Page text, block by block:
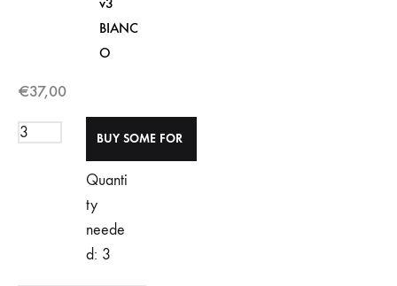
BIANC
O
€37,00
Quanti
ty
neede
d: 3